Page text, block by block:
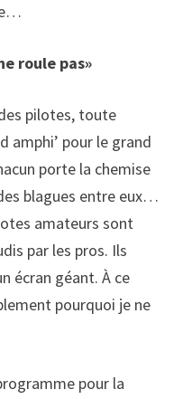
roule pas»
pilotes, toute
amphi’ pour le grand
porte la chemise
blagues entre eux…
amateurs sont
par les pros. Ils
écran géant. À ce
pourquoi je ne
pour la